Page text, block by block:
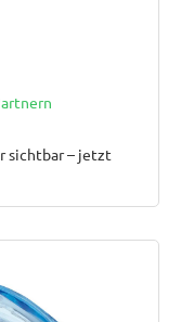
sichtbar – jetzt